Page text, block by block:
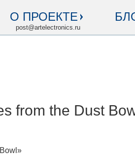
О ПРОЕКТЕ
post@artelectronics.ru
from the Dust